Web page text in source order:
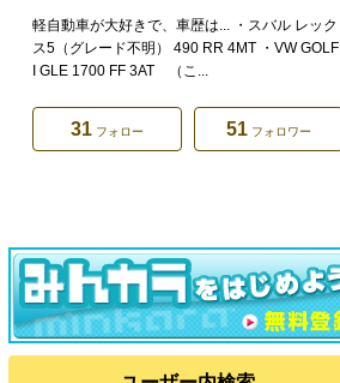
軽自動車が大好きで、車歴は... ・スバル レック
ス5（グレード不明） 490 RR 4MT ・VW GOLF
I GLE 1700 FF 3AT （こ...
31 フォロー 51 フォロワー